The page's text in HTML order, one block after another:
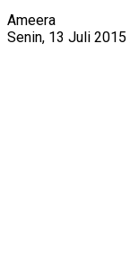
Ameera
Senin, 13 Juli